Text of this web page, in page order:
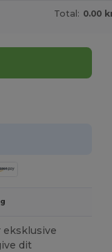
Total: 0.00
eksklusive
dit